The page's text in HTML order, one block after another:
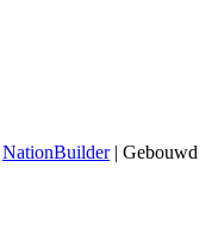
NationBuilder| Gebouwd